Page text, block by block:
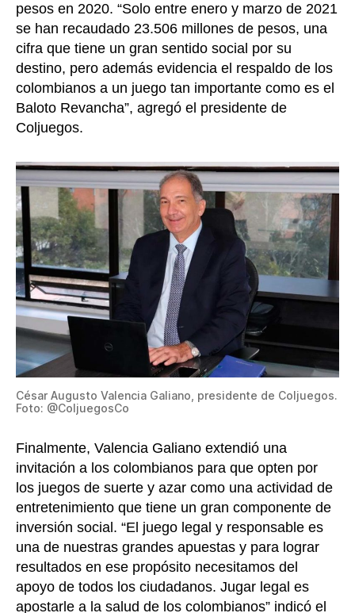
pesos en 2020. “Solo entre enero y marzo de 2021
se han recaudado 23.506 millones de pesos, una
cifra que tiene un gran sentido social por su
destino, pero además evidencia el respaldo de los
colombianos a un juego tan importante como es el
Baloto Revancha”, agregó el presidente de
Coljuegos.
César Augusto Valencia Galiano, presidente de Coljuegos.
Foto: @ColjuegosCo
Finalmente, Valencia Galiano extendió una
invitación a los colombianos para que opten por
los juegos de suerte y azar como una actividad de
entretenimiento que tiene un gran componente de
inversión social. “El juego legal y responsable es
una de nuestras grandes apuestas y para lograr
resultados en ese propósito necesitamos del
apoyo de todos los ciudadanos. Jugar legal es
apostarle a la salud de los colombianos” indicó el